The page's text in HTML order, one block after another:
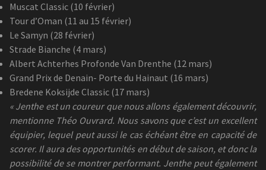
Muscat Classic (10 février)
Tour d’Oman (11 au 15 février)
Le Samyn (28 février)
Strade Bianche (4 mars)
Albert Achterhes Profonde Van Drenthe (12 mars)
Grand Prix de Denain- Porte du Hainaut (16 mars)
Bredene Koksijde Classic (17 mars)
« Jenthe est un coureur que nous allons également découvrir,
mentionne Théo Ouvrard. Nous savons que c’est un excellent
équipier, lequel peut aussi le cas échéant être en capacité de
scorer. Il aura des opportunités en début de saison, et donc la
possibilité de se montrer performant. Jenthe peut également